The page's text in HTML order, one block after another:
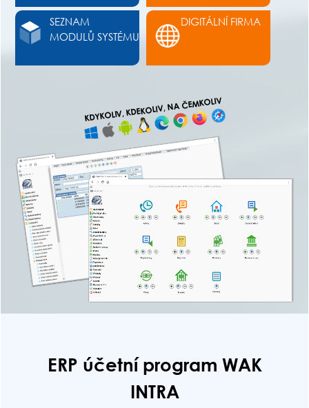
SEZNAM
MODULŮ SYSTÉMU
DIGITÁLNÍ FIRMA
KDYKOLIV, KDEKOLIV, NA ČEMKOLIV
ERP účetní program WAK
INTRA